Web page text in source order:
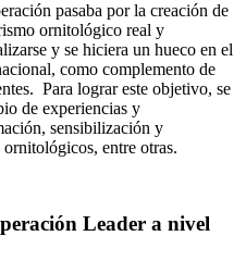
pasaba por la creación de
ornitológico real y
y se hiciera un hueco en el
como complemento de
Para lograr este objetivo, se
de experiencias y
sensibilización y
entre otras.
Leader a nivel